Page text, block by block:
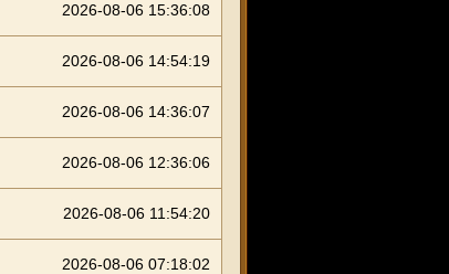
2026-08-06 15:36:08
2026-08-06 14:54:19
2026-08-06 14:36:07
2026-08-06 12:36:06
2026-08-06 11:54:20
2026-08-06 07:18:02